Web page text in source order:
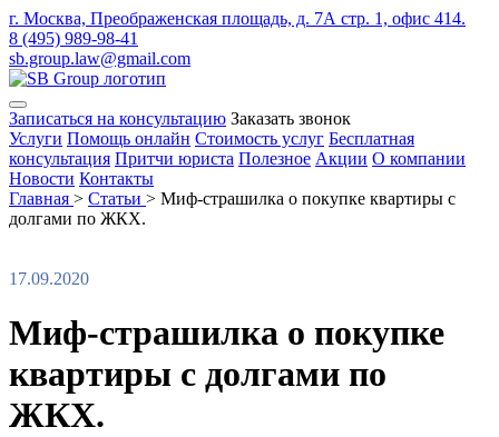
г. Москва, Преображенская площадь, д. 7А стр. 1, офис 414.
8 (495) 989-98-41
sb.group.law@gmail.com
Записаться на консультацию Заказать звонок
Услуги Помощь онлайн Стоимость услуг Бесплатная
консультация Притчи юриста Полезное Акции О компании
Новости Контакты
Главная > Статьи > Миф-страшилка о покупке квартиры с
долгами по ЖКХ.
17.09.2020
Миф-страшилка о покупке
квартиры с долгами по
ЖКХ.